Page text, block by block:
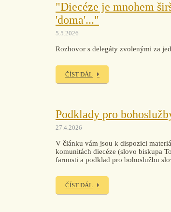
"Diecéze je mnohem
'doma'..."
5.5.2026
Rozhovor s delegáty zvolenými za
ČÍST DÁL
Podklady pro
27.4.2026
V článku vám jsou k dispozici
komunitách diecéze (slovo biskupa
farnosti a podklad pro bohoslužbu
ČÍST DÁL